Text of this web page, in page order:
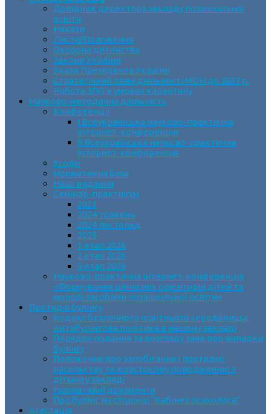
Довідник директора закладу позашкільної
освіти
Накази
Листи/Положення
Охорона дитинства
Закони України
Укази Президента України
Стратегічний план діяльності МОН до 2027 р.
Робота ЗПО в умовах карантину
Науково-методична діяльність
Конференції
І Всеукраїнська науково-практична
інтернет-конференція
ІІ Всеукраїнська науково-практична
інтернет-конференція
Угоди
Нормативна база
Наші видання
Семінар-практикум
2023
2024 травень
2024 листопад
2025
1 етап 2026
2 етап 2026
3 етап 2026
Науково-практична інтернет-конференція
«Формування ціннісних орієнтирів дітей та
молоді засобами позашкільної освіти»
Протидія булінгу
Кодекс безпечного освітнього середовища.
Антибулінгова політика в нашому закладі
Порядок подання та розгляду заяв про випадки
булінгу
Положення про запобігання і протидію
насильству та жорстокому поводженню з
дітьми у закладі
Нормативні документи
Про булінг на сторінці “Кабінет психолога”
Атестація